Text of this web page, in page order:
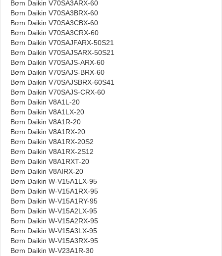
Bơm Daikin V70SA3ARX-60
Bơm Daikin V70SA3BRX-60
Bơm Daikin V70SA3CBX-60
Bơm Daikin V70SA3CRX-60
Bơm Daikin V70SAJFARX-50S21
Bơm Daikin V70SAJSARX-50S21
Bơm Daikin V70SAJS-ARX-60
Bơm Daikin V70SAJS-BRX-60
Bơm Daikin V70SAJSBRX-60S41
Bơm Daikin V70SAJS-CRX-60
Bơm Daikin V8A1L-20
Bơm Daikin V8A1LX-20
Bơm Daikin V8A1R-20
Bơm Daikin V8A1RX-20
Bơm Daikin V8A1RX-20S2
Bơm Daikin V8A1RX-2S12
Bơm Daikin V8A1RXT-20
Bơm Daikin V8AIRX-20
Bơm Daikin W-V15A1LX-95
Bơm Daikin W-V15A1RX-95
Bơm Daikin W-V15A1RY-95
Bơm Daikin W-V15A2LX-95
Bơm Daikin W-V15A2RX-95
Bơm Daikin W-V15A3LX-95
Bơm Daikin W-V15A3RX-95
Bơm Daikin W-V23A1R-30